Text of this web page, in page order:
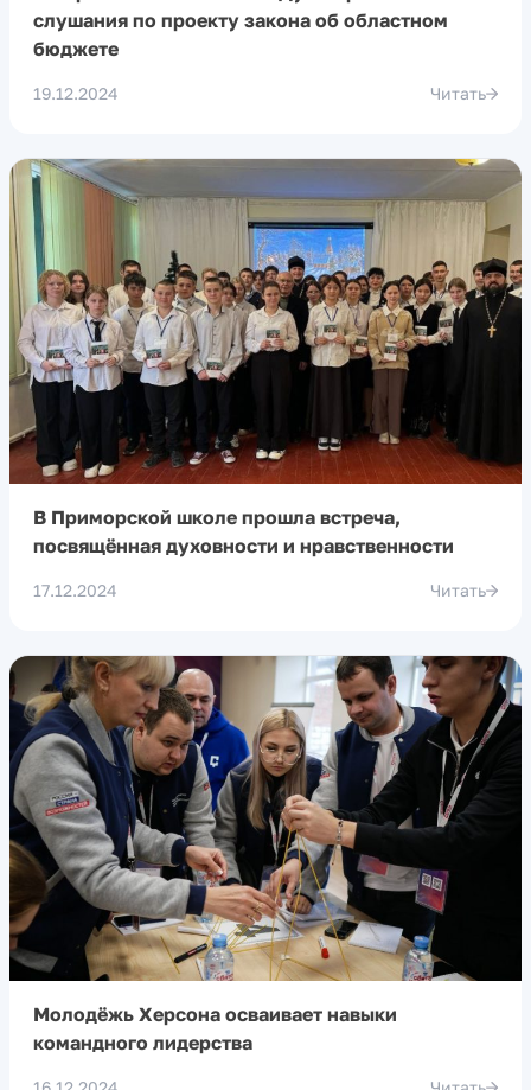
слушания по проекту закона об областном
бюджете
19.12.2024 Читать
В Приморской школе прошла встреча,
посвящённая духовности и нравственности
17.12.2024 Читать
Молодёжь Херсона осваивает навыки
командного лидерства